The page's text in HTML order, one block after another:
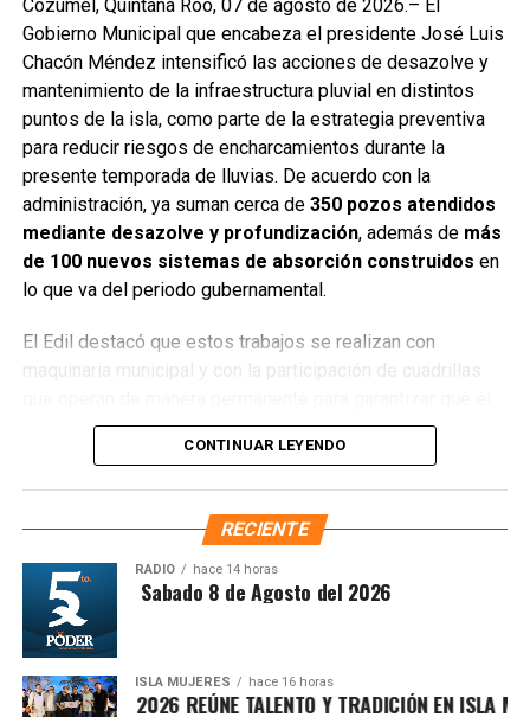
El Gobierno Municipal reafirmó su compromiso de seguir
fortaleciendo la promoción del destino y de trabajar de
sector privado, con el objetivo de consolidar a Cozumel
como uno de los destinos más importantes de México y
movilidad, conectividad y desarrollo turístico.
Cozumel, Quintana Roo, 07 de agosto de 2026.– El
Gobierno Municipal que encabeza el presidente José Luis
Chacón Méndez intensificó las acciones de desazolve y
mantenimiento de la infraestructura pluvial en distintos
puntos de la isla, como parte de la estrategia preventiva
para reducir riesgos de encharcamientos durante la
presente temporada de lluvias. De acuerdo con la
administración, ya suman cerca de 350 pozos atendidos
mediante desazolve y profundización, además de más
de 100 nuevos sistemas de absorción construidos en
lo que va del periodo gubernamental.
El Edil destacó que estos trabajos se realizan con
maquinaria municipal y con la participación de cuadrillas
agua pluvial fluya de forma adecuada. “Ya hemos
desazolvado y profundizado alrededor de 345 pozos de
con ayuda de la maquinaria del pueblo”, afirmó Chacón
Méndez al supervisar las labores.
CONTINUAR LEYENDO
RECIENTE
RADIO hace 14 horas
Matutina Sabado 8 de Agosto del 2026
ISLA MUJERES hace 16 horas
ISLEÑO 2026 REÚNE TALENTO Y TRADICIÓN EN ISLA